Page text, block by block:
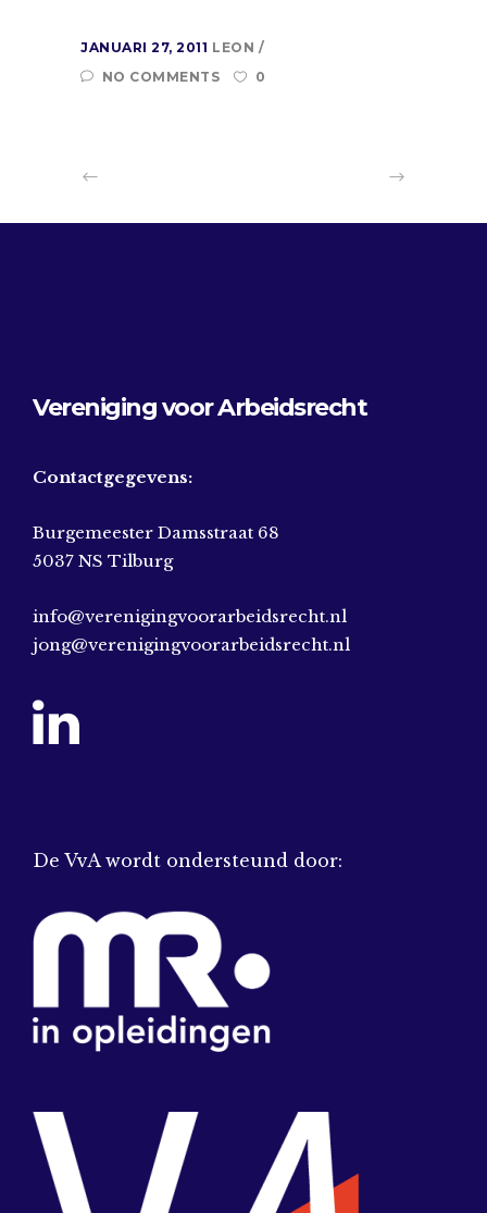
JANUARI 27, 2011 LEON
NO COMMENTS
0
Vereniging voor Arbeidsrecht
Contactgegevens:
Burgemeester Damsstraat 68
5037 NS Tilburg
info@verenigingvoorarbeidsrecht.nl
jong@verenigingvoorarbeidsrecht.nl
De VvA wordt ondersteund door: